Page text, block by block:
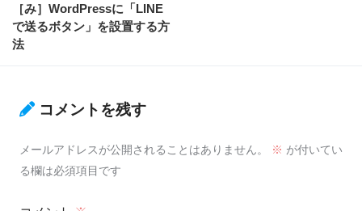
［み］WordPressに「LINE
で送るボタン」を設置する方
法
コメントを残す
メールアドレスが公開されることはありません。 ※ が付いてい
る欄は必須項目です